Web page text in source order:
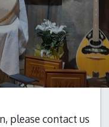
please contact us